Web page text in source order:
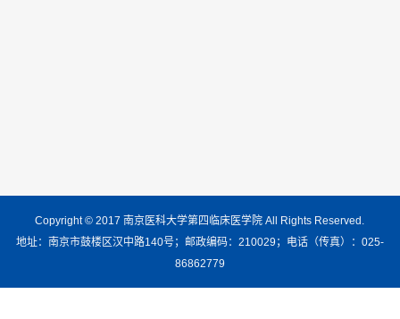
Copyright © 2017 南京医科大学第四临床医学院 All Rights Reserved.
地址：南京市鼓楼区汉中路140号；邮政编码：210029；电话（传真）：025-
86862779